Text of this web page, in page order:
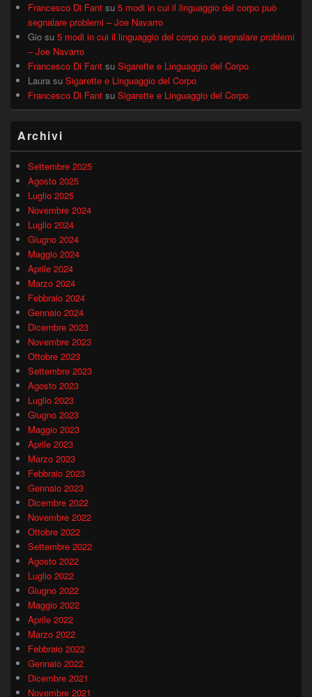
Francesco Di Fant su 5 modi in cui il linguaggio del corpo può
segnalare problemi – Joe Navarro
Gio su 5 modi in cui il linguaggio del corpo può segnalare problemi
– Joe Navarro
Francesco Di Fant su Sigarette e Linguaggio del Corpo
Laura su Sigarette e Linguaggio del Corpo
Francesco Di Fant su Sigarette e Linguaggio del Corpo
Archivi
Settembre 2025
Agosto 2025
Luglio 2025
Novembre 2024
Luglio 2024
Giugno 2024
Maggio 2024
Aprile 2024
Marzo 2024
Febbraio 2024
Gennaio 2024
Dicembre 2023
Novembre 2023
Ottobre 2023
Settembre 2023
Agosto 2023
Luglio 2023
Giugno 2023
Maggio 2023
Aprile 2023
Marzo 2023
Febbraio 2023
Gennaio 2023
Dicembre 2022
Novembre 2022
Ottobre 2022
Settembre 2022
Agosto 2022
Luglio 2022
Giugno 2022
Maggio 2022
Aprile 2022
Marzo 2022
Febbraio 2022
Gennaio 2022
Dicembre 2021
Novembre 2021